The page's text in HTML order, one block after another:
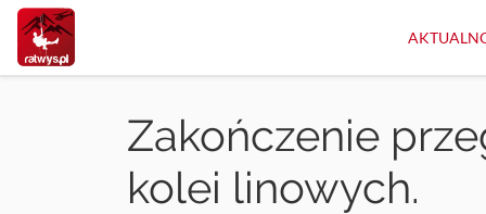
Przejdź
treści
Zakończenie
kolei linowych.